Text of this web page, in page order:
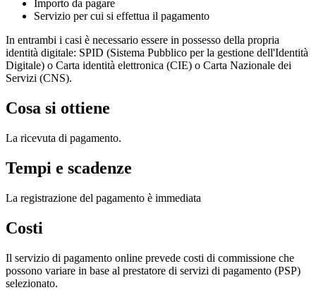
Importo da pagare
Servizio per cui si effettua il pagamento
In entrambi i casi è necessario essere in possesso della propria
identità digitale: SPID (Sistema Pubblico per la gestione dell'Identità
Digitale) o Carta identità elettronica (CIE) o Carta Nazionale dei
Servizi (CNS).
Cosa si ottiene
La ricevuta di pagamento.
Tempi e scadenze
La registrazione del pagamento è immediata
Costi
Il servizio di pagamento online prevede costi di commissione che
possono variare in base al prestatore di servizi di pagamento (PSP)
selezionato.